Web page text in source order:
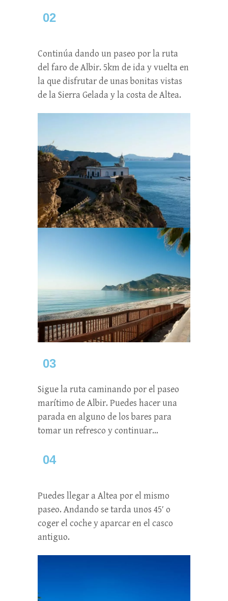
02
Continúa dando un paseo por la ruta
del faro de Albir. 5km de ida y vuelta en
la que disfrutar de unas bonitas vistas
de la Sierra Gelada y la costa de Altea.
03
Sigue la ruta caminando por el paseo
marítimo de Albir. Puedes hacer una
parada en alguno de los bares para
tomar un refresco y continuar…
04
Puedes llegar a Altea por el mismo
paseo. Andando se tarda unos 45′ o
coger el coche y aparcar en el casco
antiguo.